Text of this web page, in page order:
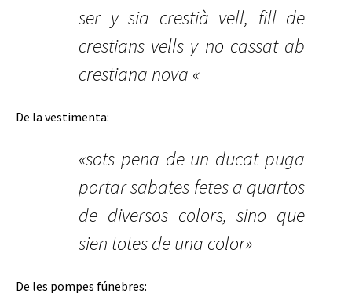
ser y sia crestià vell, fill de
crestians vells y no cassat ab
crestiana nova «
De la vestimenta:
«sots pena de un ducat puga
portar sabates fetes a quartos
de diversos colors, sino que
sien totes de una color»
De les pompes fúnebres: